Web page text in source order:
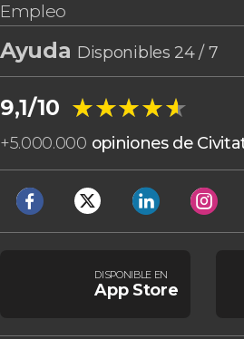
Empleo
Ayuda Disponibles 24 / 7
9,1/10 ★★★★★
★★★★★
+5.000.000 opiniones de
DISPONIBLE EN
App Store